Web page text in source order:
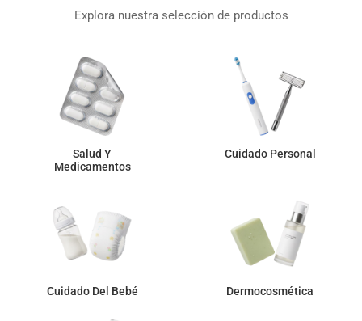
Explora nuestra selección de productos
Salud Y
Medicamentos
Cuidado Personal
Cuidado Del Bebé Dermocosmética